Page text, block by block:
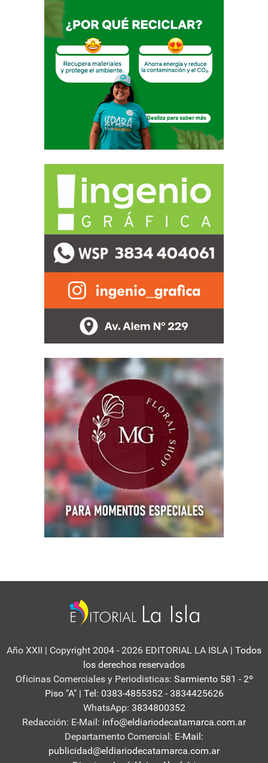
Año XXII | Copyright 2004 - 2026 EDITORIAL LA ISLA | Todos
los derechos reservados
Oficinas Comerciales y Periodisticas: Sarmiento 581 - 2º
Piso "A" | Tel: 0383-4855352 - 3834425626
WhatsApp: 3834800352
Redacción: E-Mail: info@eldiariodecatamarca.com.ar
Departamento Comercial: E-Mail:
publicidad@eldiariodecatamarca.com.ar